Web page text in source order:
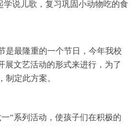
学说儿歌，复习巩固小动物吃的食
是最隆重的一个节日，今年我校
展文艺活动的形式来进行，为了
制定此方案。
”系列活动，使孩子们在积极的